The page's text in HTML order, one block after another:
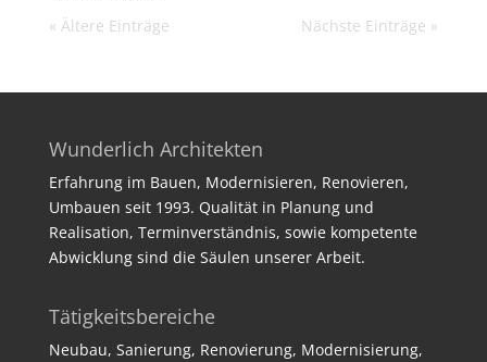
« Ältere Einträge
Nächste Einträge »
Wunderlich Architekten
Erfahrung im Bauen, Modernisieren, Renovieren,
Umbauen seit 1993. Qualität in Planung und
Realisation, Terminverständnis, sowie kompetente
Abwicklung sind die Säulen unserer Arbeit.
Tätigkeitsbereiche
Neubau, Sanierung, Renovierung, Modernisierung,